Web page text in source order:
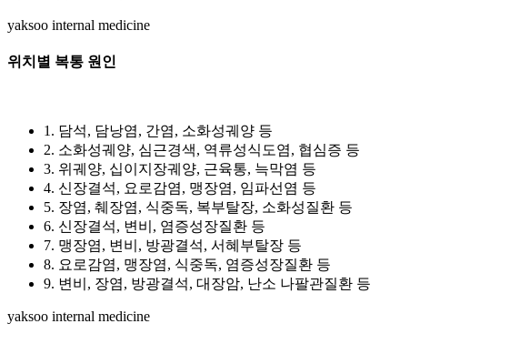
yaksoo internal medicine
위치별 복통 원인
1. 담석, 담낭염, 간염, 소화성궤양 등
2. 소화성궤양, 심근경색, 역류성식도염, 협심증 등
3. 위궤양, 십이지장궤양, 근육통, 늑막염 등
4. 신장결석, 요로감염, 맹장염, 임파선염 등
5. 장염, 췌장염, 식중독, 복부탈장, 소화성질환 등
6. 신장결석, 변비, 염증성장질환 등
7. 맹장염, 변비, 방광결석, 서혜부탈장 등
8. 요로감염, 맹장염, 식중독, 염증성장질환 등
9. 변비, 장염, 방광결석, 대장암, 난소 나팔관질환 등
yaksoo internal medicine